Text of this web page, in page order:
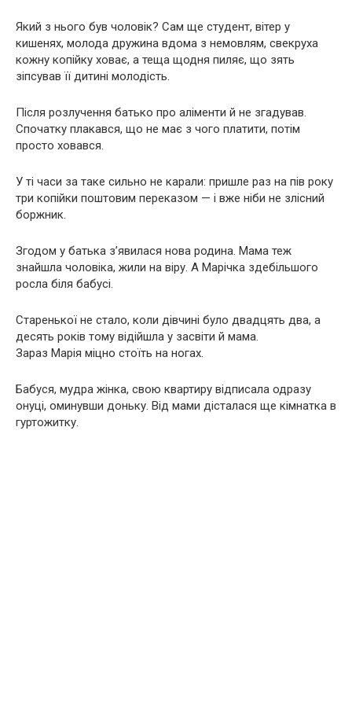
Який з нього був чоловік? Сам ще студент, вітер у
кишенях, молода дружина вдома з немовлям, свекруха
кожну копійку ховає, а теща щодня пиляє, що зять
зіпсував її дитині молодість.
Після розлучення батько про аліменти й не згадував.
Спочатку плакався, що не має з чого платити, потім
просто ховався.
У ті часи за таке сильно не карали: пришле раз на пів року
три копійки поштовим переказом — і вже ніби не злісний
боржник.
Згодом у батька з’явилася нова родина. Мама теж
знайшла чоловіка, жили на віру. А Марічка здебільшого
росла біля бабусі.
Старенької не стало, коли дівчині було двадцять два, а
десять років тому відійшла у засвіти й мама.
Зараз Марія міцно стоїть на ногах.
Бабуся, мудра жінка, свою квартиру відписала одразу
онуці, оминувши доньку. Від мами дісталася ще кімнатка в
гуртожитку.